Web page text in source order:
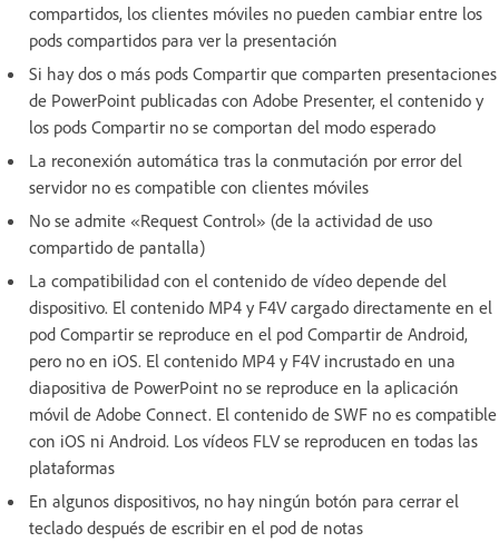
compartidos, los clientes móviles no pueden cambiar entre los
pods compartidos para ver la presentación
Si hay dos o más pods Compartir que comparten presentaciones
de PowerPoint publicadas con Adobe Presenter, el contenido y
los pods Compartir no se comportan del modo esperado
La reconexión automática tras la conmutación por error del
servidor no es compatible con clientes móviles
No se admite «Request Control» (de la actividad de uso
compartido de pantalla)
La compatibilidad con el contenido de vídeo depende del
dispositivo. El contenido MP4 y F4V cargado directamente en el
pod Compartir se reproduce en el pod Compartir de Android,
pero no en iOS. El contenido MP4 y F4V incrustado en una
diapositiva de PowerPoint no se reproduce en la aplicación
móvil de Adobe Connect. El contenido de SWF no es compatible
con iOS ni Android. Los vídeos FLV se reproducen en todas las
plataformas
En algunos dispositivos, no hay ningún botón para cerrar el
teclado después de escribir en el pod de notas